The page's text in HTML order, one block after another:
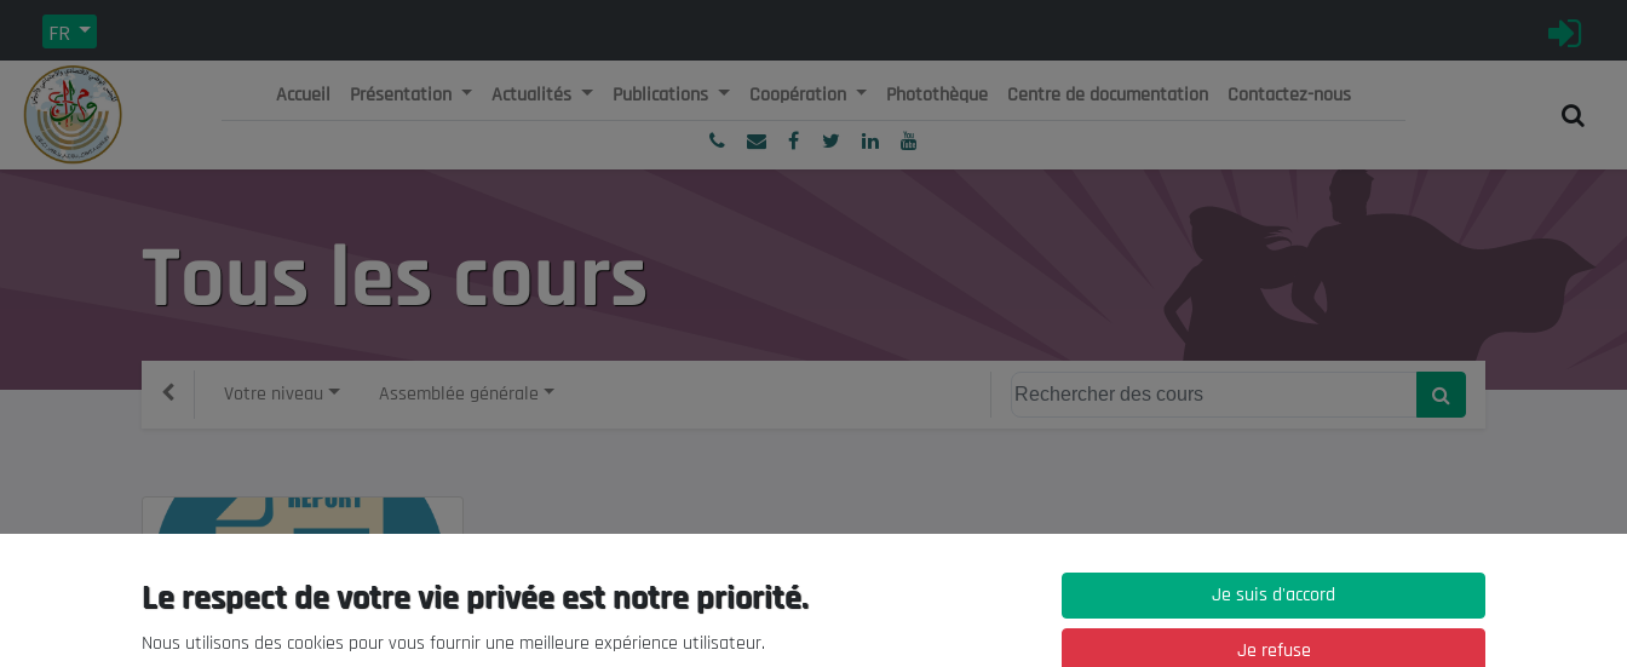
FR
République Algérienne Démocratique et Populaire
Conseil National Economique, Social et Environnemental الوطني الاقتصادي والاجتماعي والبيئي
الجزائرية الديمقراطية الشعبية
Accueil Présentation Actualités Publications Coopération Photothèque Centre de documentation Contactez-nous
Tous les cours
Votre niveau Assemblée générale
Le respect de votre vie privée est notre priorité.
Nous utilisons des cookies pour vous fournir une meilleure expérience utilisateur.
Je suis d'accord
Je refuse